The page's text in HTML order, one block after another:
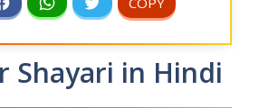
Shayari in Hindi